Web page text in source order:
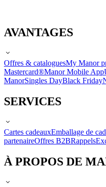
AVANTAGES
Offres & cataloguesMy Manor
Mastercard®Manor Mobile App
ManorSingles DayBlack Friday
SERVICES
Cartes cadeauxEmballage de
partenaireOffres B2BRappels
À PROPOS DE